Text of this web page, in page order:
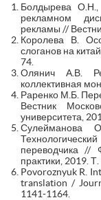
Болдырева
рекламном
рекламы //
Королева В.
слоганов на
74.
Олянич А.В.
коллективная
Раренко М.Б.
Вестник
университета,
Сулейманова
переводчика //
практики, 2019.
Povoroznyuk R.
translation /
1141-1164.